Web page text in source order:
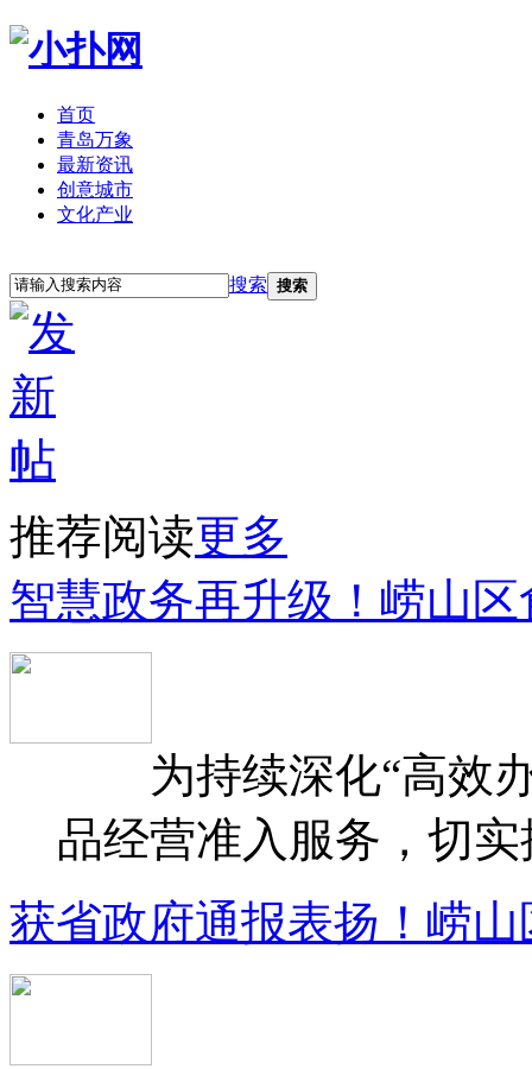
首页
青岛万象
最新资讯
创意城市
文化产业
搜索 搜索
推荐阅读更多
智慧政务再升级！崂山
为持续深化“高效办
品经营准入服务，切
获省政府通报表扬！崂